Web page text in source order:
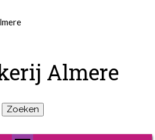
Almere